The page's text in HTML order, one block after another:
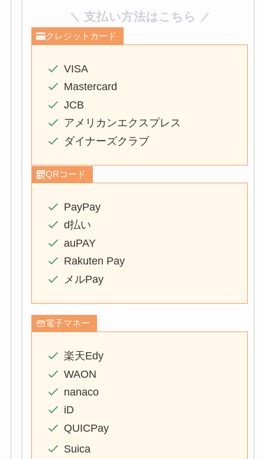
支払い方法はこちら
クレジットカード
VISA
Mastercard
JCB
アメリカンエクスプレス
ダイナーズクラブ
QRコード
PayPay
d払い
auPAY
Rakuten Pay
メルPay
電子マネー
楽天Edy
WAON
nanaco
iD
QUICPay
Suica